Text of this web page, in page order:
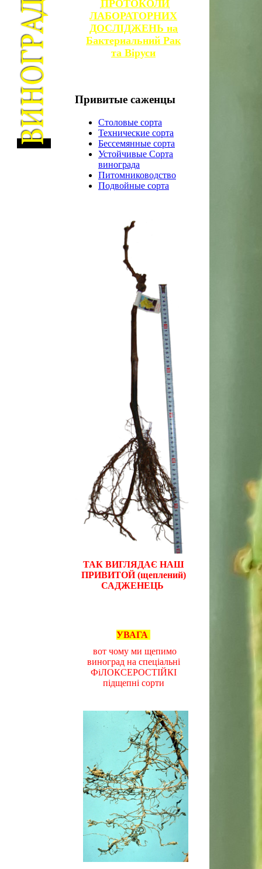
ПРОТОКОЛИ
ЛАБОРАТОРНИХ
ДОСЛІДЖЕНЬ на
Бактериальний Рак
та Віруси
Привитые саженцы
Столовые сорта
Технические сорта
Бессемянные сорта
Устойчивые Сорта
винограда
Питомниководство
Подвойные сорта
ТАК ВИГЛЯДАЄ НАШ
ПРИВИТОЙ (щеплений)
САДЖЕНЕЦЬ
УВАГА
вот чому ми щепимо
виноград на спеціальні
ФіЛОКСЕРОСТІЙКІ
підщепні сорти